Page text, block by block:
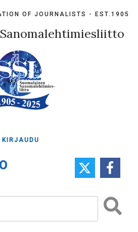
OF JOURNALISTS - EST.1905
KIRJAUDU